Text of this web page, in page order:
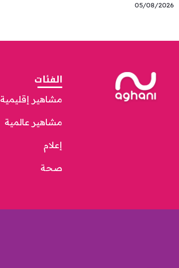
05/08/2026
الفئات
مشاهير إقليمية
مشاهير عالمية
إعلام
صحة